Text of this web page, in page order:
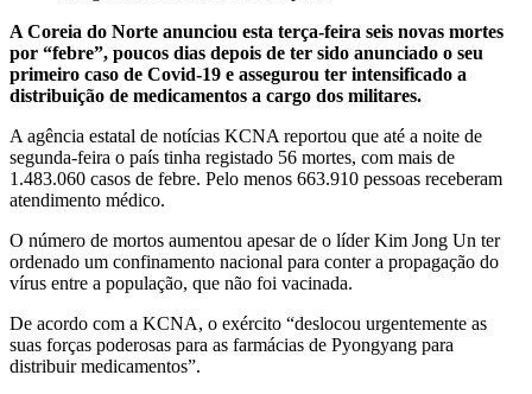
A Coreia do Norte anunciou esta terça-feira seis novas mortes
por “febre”, poucos dias depois de ter sido anunciado o seu
primeiro caso de Covid-19 e assegurou ter intensificado a
distribuição de medicamentos a cargo dos militares.
A agência estatal de notícias KCNA reportou que até a noite de
segunda-feira o país tinha registado 56 mortes, com mais de
1.483.060 casos de febre. Pelo menos 663.910 pessoas receberam
atendimento médico.
O número de mortos aumentou apesar de o líder Kim Jong Un ter
ordenado um confinamento nacional para conter a propagação do
vírus entre a população, que não foi vacinada.
De acordo com a KCNA, o exército “deslocou urgentemente as
suas forças poderosas para as farmácias de Pyongyang para
distribuir medicamentos”.